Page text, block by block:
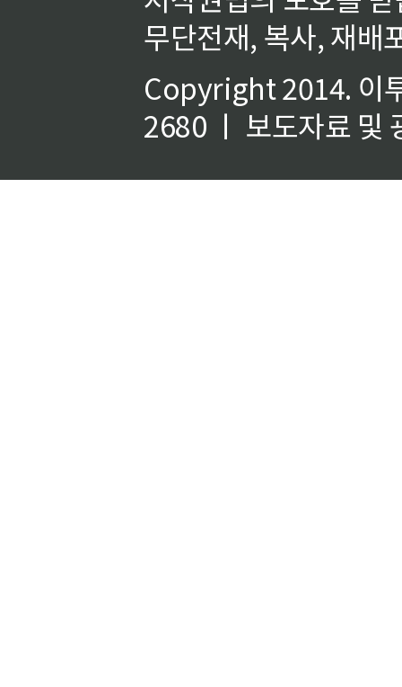
무단전재, 복사, 재배
Copyright 2014. 이
2680 ㅣ 보도자료